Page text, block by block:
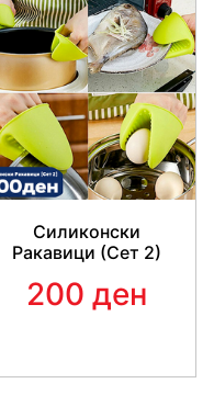
Силиконски
Ракавици (Сет 2)
200 ден